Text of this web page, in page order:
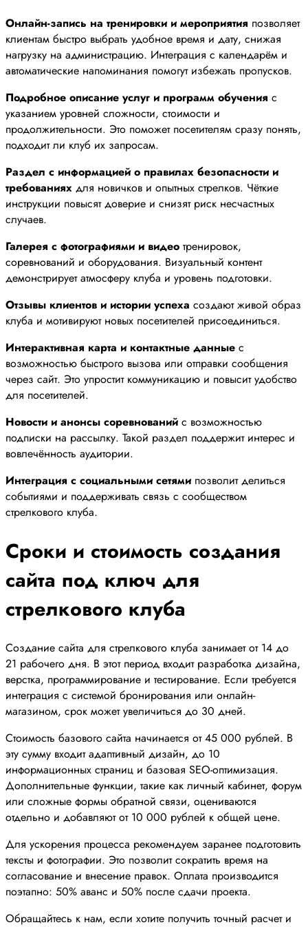
Онлайн-запись на тренировки и мероприятия позволяет
клиентам быстро выбрать удобное время и дату, снижая
нагрузку на администрацию. Интеграция с календарём и
автоматические напоминания помогут избежать пропусков.
Подробное описание услуг и программ обучения с
указанием уровней сложности, стоимости и
продолжительности. Это поможет посетителям сразу понять,
подходит ли клуб их запросам.
Раздел с информацией о правилах безопасности и
требованиях для новичков и опытных стрелков. Чёткие
инструкции повысят доверие и снизят риск несчастных
случаев.
Галерея с фотографиями и видео тренировок,
соревнований и оборудования. Визуальный контент
демонстрирует атмосферу клуба и уровень подготовки.
Отзывы клиентов и истории успеха создают живой образ
клуба и мотивируют новых посетителей присоединиться.
Интерактивная карта и контактные данные с
возможностью быстрого вызова или отправки сообщения
через сайт. Это упростит коммуникацию и повысит удобство
для посетителей.
Новости и анонсы соревнований с возможностью
подписки на рассылку. Такой раздел поддержит интерес и
вовлечённость аудитории.
Интеграция с социальными сетями позволит делиться
событиями и поддерживать связь с сообществом
стрелкового клуба.
Сроки и стоимость создания
сайта под ключ для
стрелкового клуба
Создание сайта для стрелкового клуба занимает от 14 до
21 рабочего дня. В этот период входит разработка дизайна,
верстка, программирование и тестирование. Если требуется
интеграция с системой бронирования или онлайн-
магазином, срок может увеличиться до 30 дней.
Стоимость базового сайта начинается от 45 000 рублей. В
эту сумму входит адаптивный дизайн, до 10
информационных страниц и базовая SEO-оптимизация.
Дополнительные функции, такие как личный кабинет, форум
или сложные формы обратной связи, оцениваются
отдельно и добавляют от 10 000 рублей к общей цене.
Для ускорения процесса рекомендуем заранее подготовить
тексты и фотографии. Это позволит сократить время на
согласование и внесение правок. Оплата производится
поэтапно: 50% аванс и 50% после сдачи проекта.
Обращайтесь к нам, если хотите получить точный расчет и